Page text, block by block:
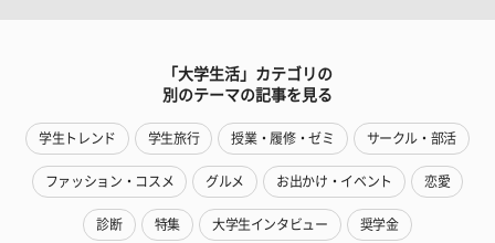
「大学生活」カテゴリの
別のテーマの記事を見る
学生トレンド 学生旅行 授業・履修・ゼミ サークル・部活
ファッション・コスメ グルメ お出かけ・イベント 恋愛
診断 特集 大学生インタビュー 奨学金